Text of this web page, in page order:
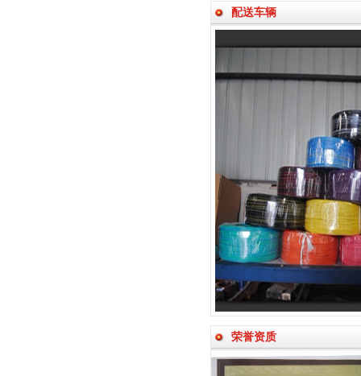
配送车辆
荣誉资质